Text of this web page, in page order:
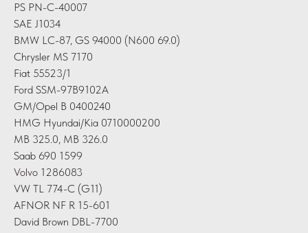
PS PN-C-40007
SAE J1034
BMW LC-87, GS 94000 (N600 69.0)
Chrysler MS 7170
Fiat 55523/1
Ford SSM-97B9102A
GM/Opel B 0400240
HMG Hyundai/Kia 0710000200
MB 325.0, MB 326.0
Saab 690 1599
Volvo 1286083
VW TL 774-C (G11)
AFNOR NF R 15-601
David Brown DBL-7700